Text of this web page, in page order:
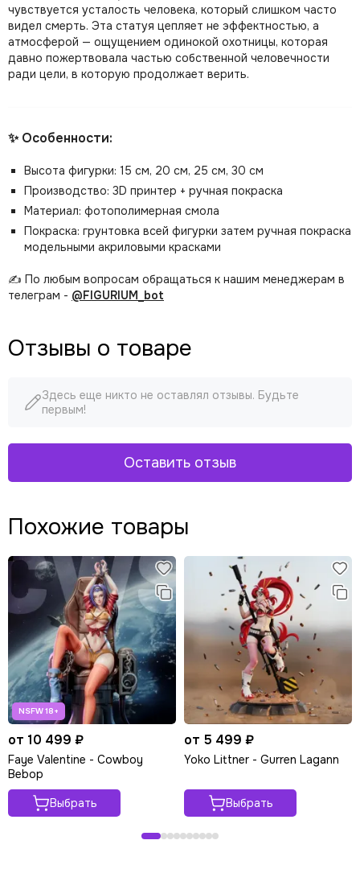
чувствуется усталость человека, который слишком часто
видел смерть. Эта статуя цепляет не эффектностью, а
атмосферой — ощущением одинокой охотницы, которая
давно пожертвовала частью собственной человечности
ради цели, в которую продолжает верить.
✨ Особенности:
Высота фигурки: 15 см, 20 см, 25 см, 30 см
Производство: 3D принтер + ручная покраска
Материал: фотополимерная смола
Покраска: грунтовка всей фигурки затем ручная покраска
модельными акриловыми красками
✍️ По любым вопросам обращаться к нашим менеджерам в
телеграм - @FIGURIUM_bot
Отзывы о товаре
Здесь еще никто не оставлял отзывы. Будьте
первым!
Оставить отзыв
Похожие товары
от 10 499 ₽
Faye Valentine - Cowboy
Bebop
Выбрать
от 5 499 ₽
Yoko Littner - Gurren Lagann
Выбрать